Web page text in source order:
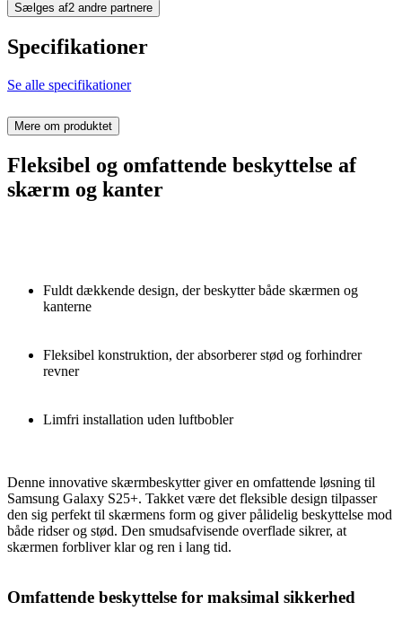
Sælges af2 andre partnere
Specifikationer
Se alle specifikationer
Mere om produktet
Fleksibel og omfattende beskyttelse af
skærm og kanter
Fuldt dækkende design, der beskytter både skærmen og
kanterne
Fleksibel konstruktion, der absorberer stød og forhindrer
revner
Limfri installation uden luftbobler
Denne innovative skærmbeskytter giver en omfattende løsning til
Samsung Galaxy S25+. Takket være det fleksible design tilpasser
den sig perfekt til skærmens form og giver pålidelig beskyttelse mod
både ridser og stød. Den smudsafvisende overflade sikrer, at
skærmen forbliver klar og ren i lang tid.
Omfattende beskyttelse for maksimal sikkerhed